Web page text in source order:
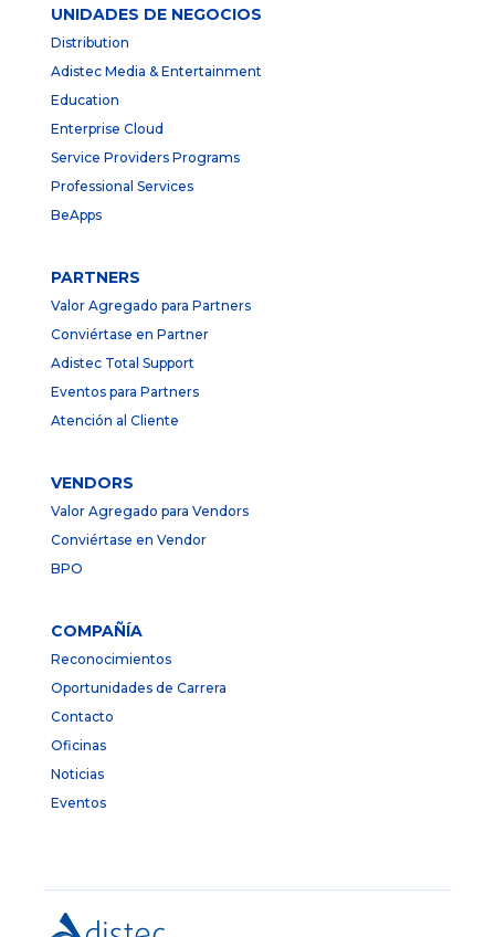
UNIDADES DE NEGOCIOS
Distribution
Adistec Media & Entertainment
Education
Enterprise Cloud
Service Providers Programs
Professional Services
BeApps
PARTNERS
Valor Agregado para Partners
Conviértase en Partner
Adistec Total Support
Eventos para Partners
Atención al Cliente
VENDORS
Valor Agregado para Vendors
Conviértase en Vendor
BPO
COMPAÑÍA
Reconocimientos
Oportunidades de Carrera
Contacto
Oficinas
Noticias
Eventos